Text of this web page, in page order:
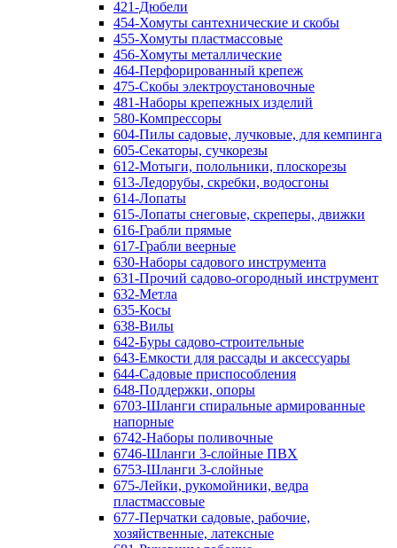
421-Дюбели
454-Хомуты сантехнические и скобы
455-Хомуты пластмассовые
456-Хомуты металлические
464-Перфорированный крепеж
475-Скобы электроустановочные
481-Наборы крепежных изделий
580-Компрессоры
604-Пилы садовые, лучковые, для кемпинга
605-Секаторы, сучкорезы
612-Мотыги, полольники, плоскорезы
613-Ледорубы, скребки, водосгоны
614-Лопаты
615-Лопаты снеговые, скреперы, движки
616-Грабли прямые
617-Грабли веерные
630-Наборы садового инструмента
631-Прочий садово-огородный инструмент
632-Метла
635-Косы
638-Вилы
642-Буры садово-строительные
643-Емкости для рассады и аксессуары
644-Садовые приспособления
648-Поддержки, опоры
6703-Шланги спиральные армированные
напорные
6742-Наборы поливочные
6746-Шланги 3-слойные ПВХ
6753-Шланги 3-слойные
675-Лейки, рукомойники, ведра
пластмассовые
677-Перчатки садовые, рабочие,
хозяйственные, латексные